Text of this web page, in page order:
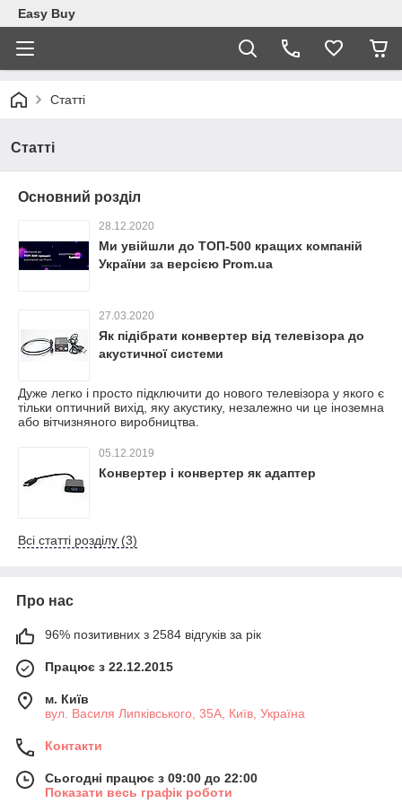
Easy Buy
Статті
Статті
Основний розділ
28.12.2020
Ми увійшли до ТОП-500 кращих компаній
України за версією Prom.ua
27.03.2020
Як підібрати конвертер від телевізора до
акустичної системи
Дуже легко і просто підключити до нового телевізора у якого є
тільки оптичний вихід, яку акустику, незалежно чи це іноземна
або вітчизняного виробництва.
05.12.2019
Конвертер і конвертер як адаптер
Всі статті розділу (3)
Про нас
96% позитивних з 2584 відгуків за рік
Працює з 22.12.2015
м. Київ
вул. Василя Липківського, 35А, Київ, Україна
Контакти
Сьогодні працює з 09:00 до 22:00
Показати весь графік роботи